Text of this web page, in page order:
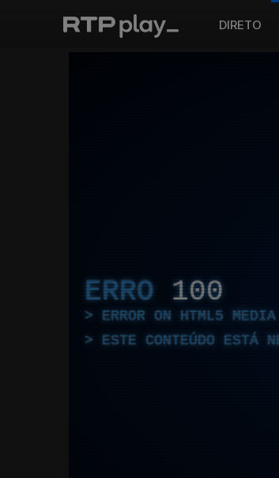
DIRETO
ERRO 100
ERROR ON HTML5
ESTE CONTEÚDO ESTÁ